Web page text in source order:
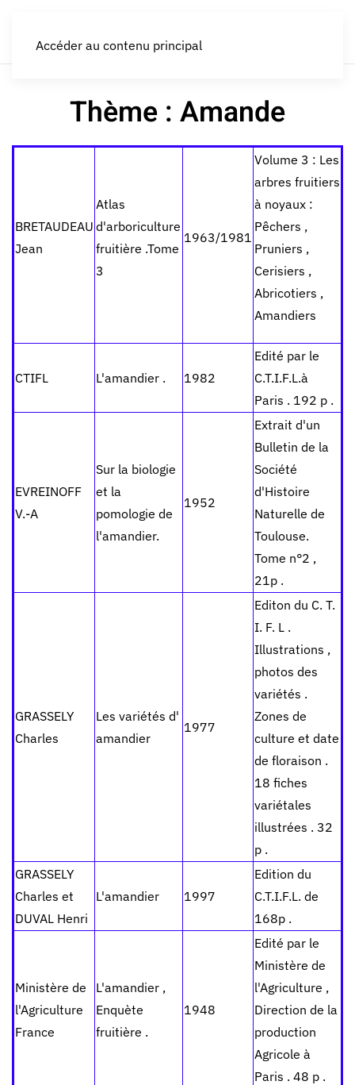
Accéder au contenu principal
Thème : Amande
BRETAUDEAU
Jean
Atlas
d'arboriculture
fruitière .Tome
3
1963/1981
Volume 3 : Les
arbres fruitiers
à noyaux :
Pêchers ,
Pruniers ,
Cerisiers ,
Abricotiers ,
Amandiers
CTIFL L'amandier . 1982
Edité par le
C.T.I.F.L.à
Paris . 192 p .
EVREINOFF
V.-A
Sur la biologie
et la
pomologie de
l'amandier.
1952
Extrait d'un
Bulletin de la
Société
d'Histoire
Naturelle de
Toulouse.
Tome n°2 ,
21p .
GRASSELY
Charles
Les variétés d'
amandier
1977
Editon du C. T.
I. F. L .
Illustrations ,
photos des
variétés .
Zones de
culture et date
de floraison .
18 fiches
variétales
illustrées . 32
p .
GRASSELY
Charles et
DUVAL Henri
L'amandier 1997
Edition du
C.T.I.F.L. de
168p .
Ministère de
l'Agriculture
France
L'amandier ,
Enquète
fruitière .
1948
Edité par le
Ministère de
l'Agriculture ,
Direction de la
production
Agricole à
Paris . 48 p .